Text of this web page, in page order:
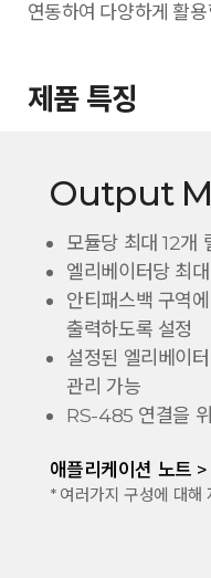
연동하여 다양하게 활
제품 특징
Output
모듈당 최대 12개
엘리베이터당 최
안티패스백 구역
출력하도록 설정
설정된 엘리베이
관리 가능
RS-485 연결을
애플리케이션 노트 >
* 여러가지 구성에 대해